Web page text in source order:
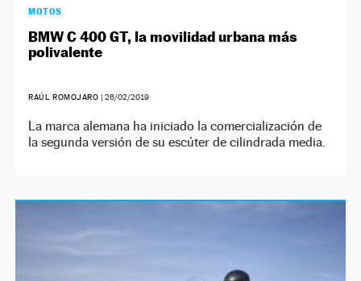
MOTOS
BMW C 400 GT, la movilidad urbana más
polivalente
RAÚL ROMOJARO | 26/02/2019
La marca alemana ha iniciado la comercialización de
la segunda versión de su escúter de cilindrada media.